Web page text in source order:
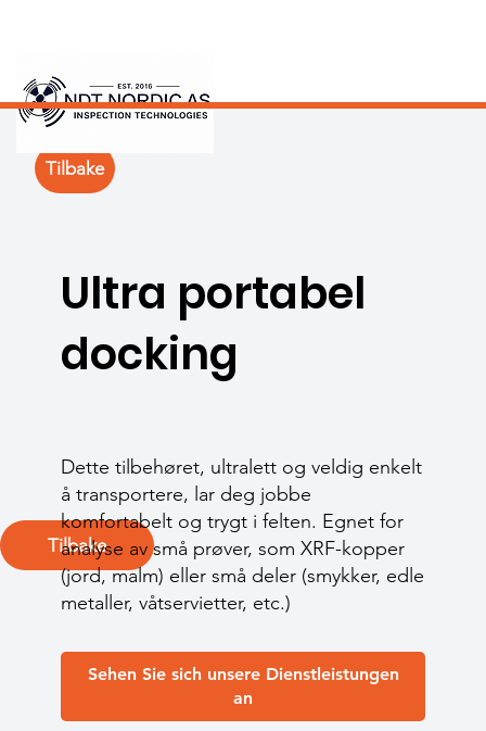
Tilbake
Ultra portabel
docking
Dette tilbehøret, ultralett og veldig enkelt
å transportere, lar deg jobbe
komfortabelt og trygt i felten. Egnet for
analyse av små prøver, som XRF-kopper
(jord, malm) eller små deler (smykker, edle
metaller, våtservietter, etc.)
Sehen Sie sich unsere Dienstleistungen
an
Tilbake